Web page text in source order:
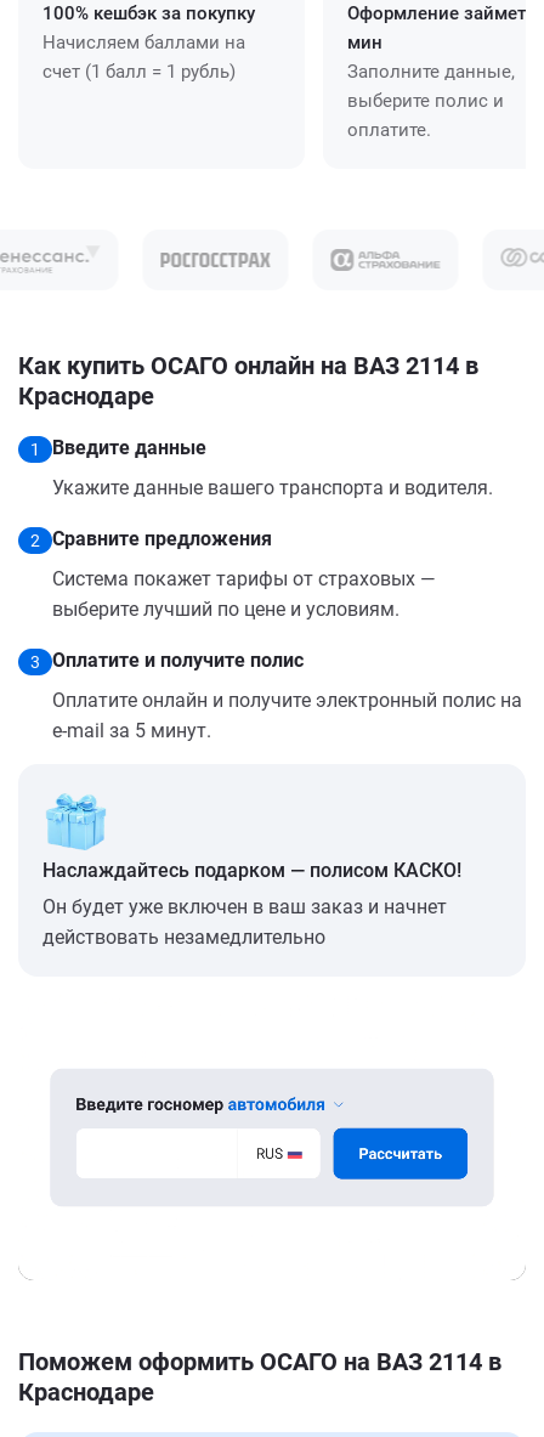
100% кешбэк за покупку
Начисляем баллами на
счет (1 балл = 1 рубль)
Оформление займет
мин
Заполните данные,
выберите полис и
оплатите.
Как купить ОСАГО онлайн на ВАЗ 2114 в
Краснодаре
1
Введите данные
Укажите данные вашего транспорта и водителя.
2
Сравните предложения
Система покажет тарифы от страховых —
выберите лучший по цене и условиям.
3
Оплатите и получите полис
Оплатите онлайн и получите электронный полис на
e-mail за 5 минут.
Наслаждайтесь подарком — полисом КАСКО!
Он будет уже включен в ваш заказ и начнет
действовать незамедлительно
Поможем оформить ОСАГО на ВАЗ 2114 в
Краснодаре